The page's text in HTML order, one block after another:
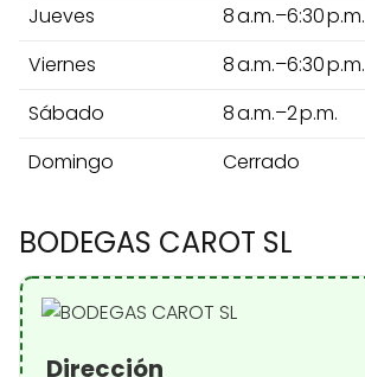
Jueves
8 a.m.–6:30 p.m.
Viernes
8 a.m.–6:30 p.m.
Sábado
8 a.m.–2 p.m.
Domingo
Cerrado
BODEGAS CAROT SL
Dirección